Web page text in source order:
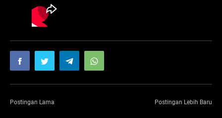
Postingan Lama Postingan Lebih Baru